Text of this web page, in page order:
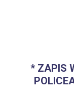
* ZAPIS